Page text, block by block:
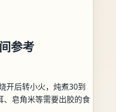
参考
开后转小火，炖煮30到
、皂角米等需要出胶的食